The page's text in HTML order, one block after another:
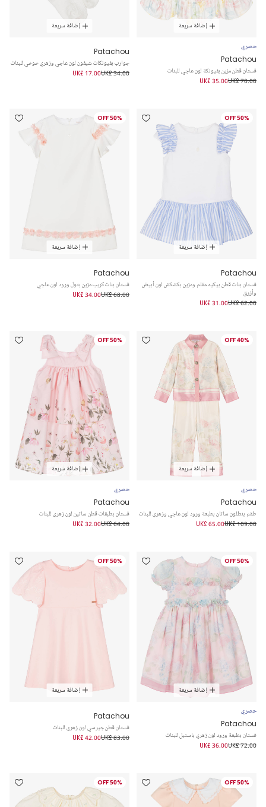
إضافة سريعة
حصري
Patachou
فستان قطن مزين بفيونكة لون عاجي للبنات
UK£ 70.00
UK£ 35.00
إضافة سريعة
Patachou
جوارب بفيونكات شيفون لون عاجي وزهري خوخي للبنات
UK£ 34.00
UK£ 17.00
50% OFF
إضافة سريعة
Patachou
فستان بنات قطن بيكيه مقلم ومزين بكشكش لون أبيض
وأزرق
UK£ 62.00
UK£ 31.00
50% OFF
إضافة سريعة
Patachou
فستان بنات كريب مزين بتول ورود لون عاجي
UK£ 68.00
UK£ 34.00
40% OFF
إضافة سريعة
حصري
Patachou
طقم بنطلون ساتان بطبعة ورود لون عاجي وزهري للبنات
UK£ 109.00
UK£ 65.00
50% OFF
إضافة سريعة
حصري
Patachou
فستان بطبقات قطن ساتين لون زهري للبنات
UK£ 64.00
UK£ 32.00
50% OFF
إضافة سريعة
حصري
Patachou
فستان بطبعة ورود لون زهري باستيل للبنات
UK£ 72.00
UK£ 36.00
50% OFF
إضافة سريعة
Patachou
فستان قطن جيرسي لون زهري للبنات
UK£ 83.00
UK£ 42.00
50% OFF
50% OFF